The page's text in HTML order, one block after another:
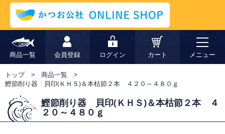
商品一覧 会員登録 ログイン カート メニュー
トップ
商品一覧
鰹節削り器 貝印(ＫＨＳ)＆本枯節２本 ４２０～４８０ｇ
鰹節削り器 貝印(ＫＨＳ)＆本枯節２本 ４
２０～４８０ｇ